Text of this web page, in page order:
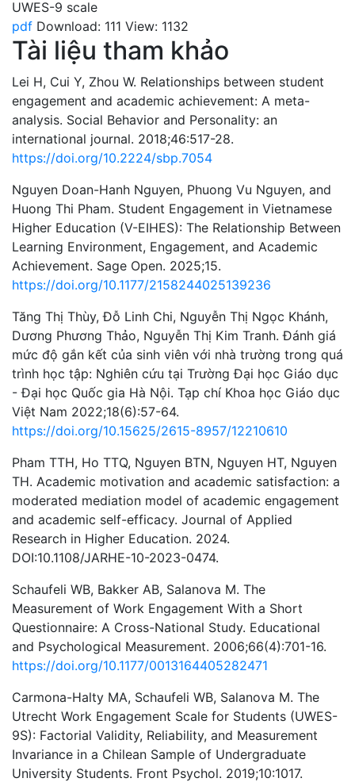
UWES-9 scale
pdf Download: 111 View: 1132
Tài liệu tham khảo
Lei H, Cui Y, Zhou W. Relationships between student
engagement and academic achievement: A meta-
analysis. Social Behavior and Personality: an
international journal. 2018;46:517-28.
https://doi.org/10.2224/sbp.7054
Nguyen Doan-Hanh Nguyen, Phuong Vu Nguyen, and
Huong Thi Pham. Student Engagement in Vietnamese
Higher Education (V-EIHES): The Relationship Between
Learning Environment, Engagement, and Academic
Achievement. Sage Open. 2025;15.
https://doi.org/10.1177/2158244025139236
Tăng Thị Thùy, Đỗ Linh Chi, Nguyễn Thị Ngọc Khánh,
Dương Phương Thảo, Nguyễn Thị Kim Tranh. Đánh giá
mức độ gắn kết của sinh viên với nhà trường trong quá
trình học tập: Nghiên cứu tại Trường Đại học Giáo dục
- Đại học Quốc gia Hà Nội. Tạp chí Khoa học Giáo dục
Việt Nam 2022;18(6):57-64.
https://doi.org/10.15625/2615-8957/12210610
Pham TTH, Ho TTQ, Nguyen BTN, Nguyen HT, Nguyen
TH. Academic motivation and academic satisfaction: a
moderated mediation model of academic engagement
and academic self-efficacy. Journal of Applied
Research in Higher Education. 2024.
DOI:10.1108/JARHE-10-2023-0474.
Schaufeli WB, Bakker AB, Salanova M. The
Measurement of Work Engagement With a Short
Questionnaire: A Cross-National Study. Educational
and Psychological Measurement. 2006;66(4):701-16.
https://doi.org/10.1177/0013164405282471
Carmona-Halty MA, Schaufeli WB, Salanova M. The
Utrecht Work Engagement Scale for Students (UWES-
9S): Factorial Validity, Reliability, and Measurement
Invariance in a Chilean Sample of Undergraduate
University Students. Front Psychol. 2019;10:1017.